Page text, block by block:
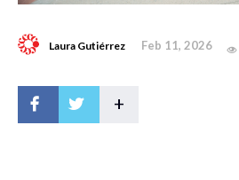
Laura Gutiérrez Feb 11, 2026
+